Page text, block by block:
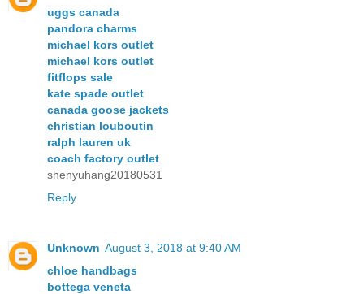
uggs canada
pandora charms
michael kors outlet
michael kors outlet
fitflops sale
kate spade outlet
canada goose jackets
christian louboutin
ralph lauren uk
coach factory outlet
shenyuhang20180531
Reply
Unknown August 3, 2018 at 9:40 AM
chloe handbags
bottega veneta